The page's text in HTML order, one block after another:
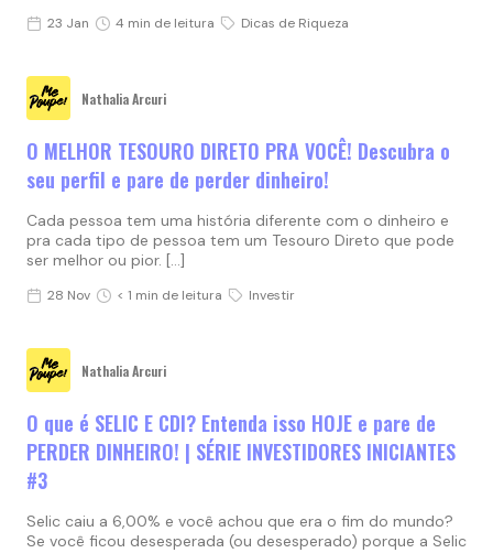
23 Jan 4 min de leitura Dicas de Riqueza
Nathalia Arcuri
O MELHOR TESOURO DIRETO PRA VOCÊ! Descubra o
seu perfil e pare de perder dinheiro!
Cada pessoa tem uma história diferente com o dinheiro e
pra cada tipo de pessoa tem um Tesouro Direto que pode
ser melhor ou pior. […]
28 Nov < 1 min de leitura Investir
Nathalia Arcuri
O que é SELIC E CDI? Entenda isso HOJE e pare de
PERDER DINHEIRO! | SÉRIE INVESTIDORES INICIANTES
#3
Selic caiu a 6,00% e você achou que era o fim do mundo?
Se você ficou desesperada (ou desesperado) porque a Selic